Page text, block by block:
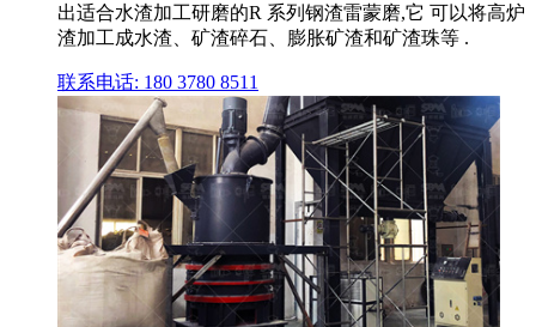
出适合水渣加工研磨的R 系列钢渣雷蒙磨,它 可以将高炉
渣加工成水渣、矿渣碎石、膨胀矿渣和矿渣珠等 .
联系电话: 180 3780 8511